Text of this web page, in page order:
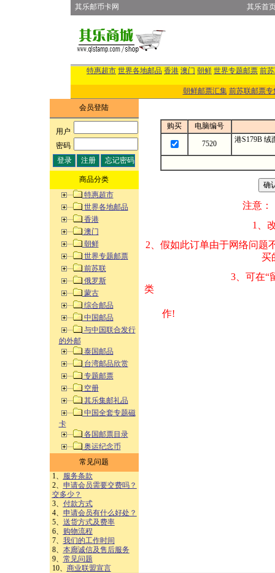
其乐邮币卡网 其乐首
特惠超市 世界各地邮品 香港 澳门 朝鲜 世界专题邮票 前
朝鲜邮票汇集 前苏联邮票专
会员登陆
用户:
密码:
商品分类
特惠超市
世界各地邮品
香港
澳门
朝鲜
世界专题邮票
前苏联
俄罗斯
蒙古
综合邮品
中国邮品
与中国联合发行
的外邮
泰国邮品
台湾邮品欣赏
专题邮票
空册
其乐集邮礼品
中国全套专题磁
卡
各国邮票目录
奥运纪念币
常见问题
1、
服务条款
2、 申请会员需要交费吗？
交多少？
3、 付款方式
4、 申请会员有什么好处？
5、 送货方式及费率
6、
购物流程
7、 我们的工作时间
8、 本廊诚信及售后服务
9、 常见问题
10、 商业联盟宣言
购买 电脑编号
7520 港S179B
注意：
1、改变商品数量
2、假如此订单由
买的邮品的“
3、可在“
类 方式告之
作!